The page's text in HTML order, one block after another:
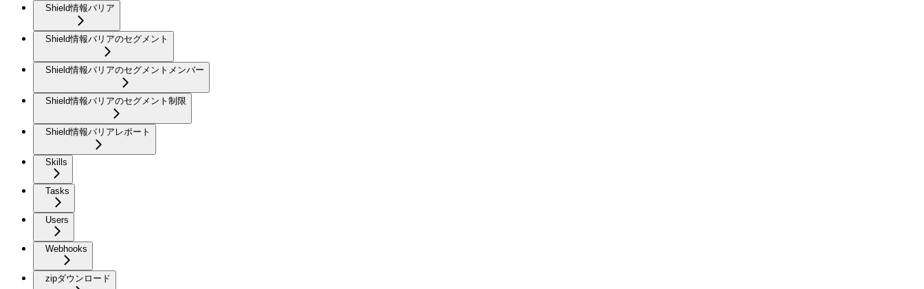
Shield情報バリア
Shield情報バリアのセグメント
Shield情報バリアのセグメントメンバー
Shield情報バリアのセグメント制限
Shield情報バリアレポート
Skills
Tasks
Users
Webhooks
zipダウンロード